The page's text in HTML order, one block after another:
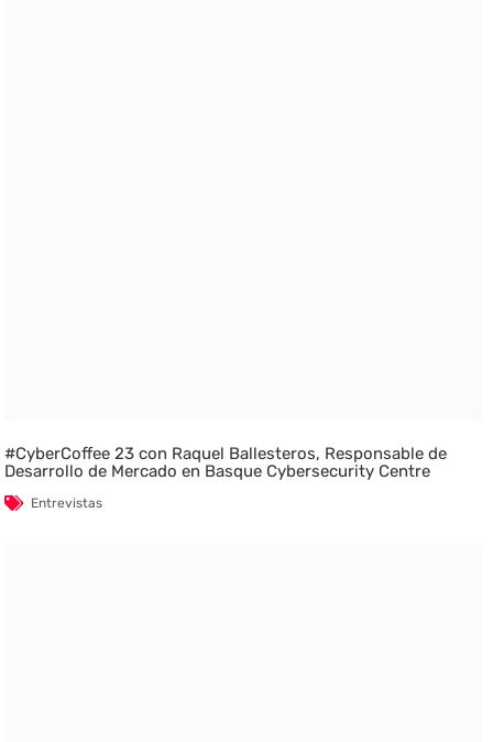
#CyberCoffee 23 con Raquel Ballesteros, Responsable de
Desarrollo de Mercado en Basque Cybersecurity Centre
Entrevistas